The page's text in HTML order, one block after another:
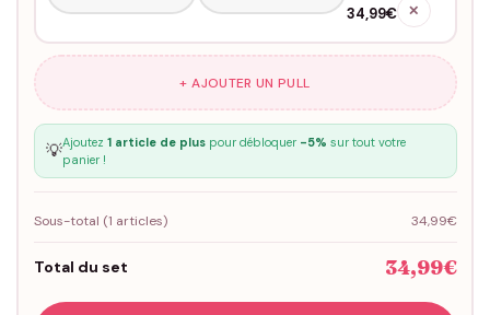
34,99€ ✕
+ AJOUTER UN PULL
💡Ajoutez 1 article de pluspour débloquer -5% sur tout votre
panier !
Sous-total (1 articles) 34,99€
Total du set 34,99€